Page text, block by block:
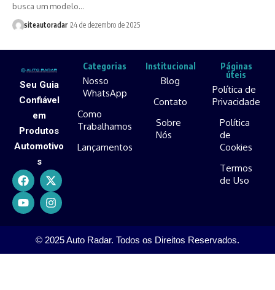
busca um modelo…
siteautoradar 24 de dezembro de 2025
Seu Guia
Confiável
em
Produtos
Automotivo
s
Categorias
Nosso
WhatsApp
Como
Trabalhamos
Lançamentos
Institucional
Blog
Contato
Sobre
Nós
Páginas
úteis
Política de
Privacidade
Política
de
Cookies
Termos
de Uso
© 2025 Auto Radar. Todos os Direitos Reservados.